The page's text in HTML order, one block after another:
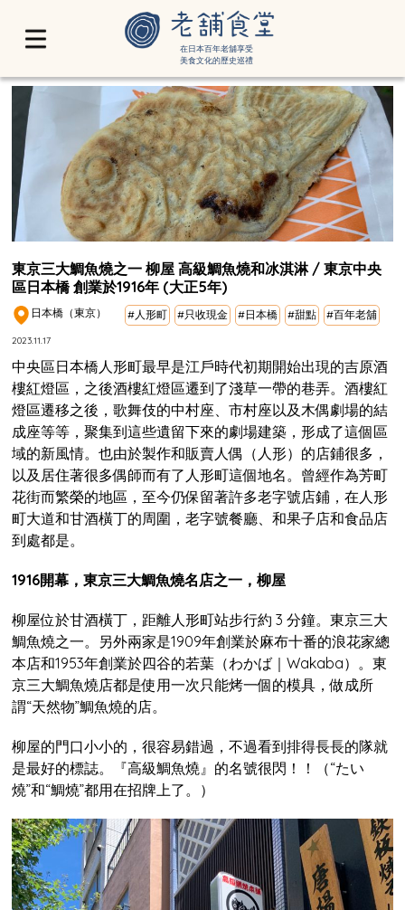
在日本百年老舖享受
美食文化的歷史巡禮
東京三大鯛魚燒之一 柳屋 高級鯛魚燒和冰淇淋 / 東京中央
區日本橋 創業於1916年 (大正5年)
日本橋（東京） #人形町 #只收現金 #日本橋 #甜點 #百年老舖
2023.11.17
中央區日本橋人形町最早是江戶時代初期開始出現的吉原酒
樓紅燈區，之後酒樓紅燈區遷到了淺草一帶的巷弄。酒樓紅
燈區遷移之後，歌舞伎的中村座、市村座以及木偶劇場的結
成座等等，聚集到這些遺留下來的劇場建築，形成了這個區
域的新風情。也由於製作和販賣人偶（人形）的店鋪很多，
以及居住著很多偶師而有了人形町這個地名。曾經作為芳町
花街而繁榮的地區，至今仍保留著許多老字號店鋪，在人形
町大道和甘酒橫丁的周圍，老字號餐廳、和果子店和食品店
到處都是。
1916開幕，東京三大鯛魚燒名店之一，柳屋
柳屋位於甘酒橫丁，距離人形町站步行約 3 分鐘。東京三大
鯛魚燒之一。另外兩家是1909年創業於麻布十番的浪花家總
本店和1953年創業於四谷的若葉（わかば｜Wakaba）。東
京三大鯛魚燒店都是使用一次只能烤一個的模具，做成所
謂“天然物”鯛魚燒的店。
柳屋的門口小小的，很容易錯過，不過看到排得長長的隊就
是最好的標誌。『高級鯛魚燒』的名號很閃！！（“たい
燒”和“鯛燒”都用在招牌上了。）